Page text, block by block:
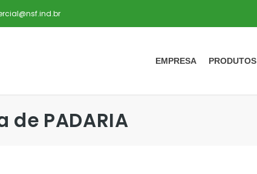
EMPRESA PRODUTOS
PADARIA